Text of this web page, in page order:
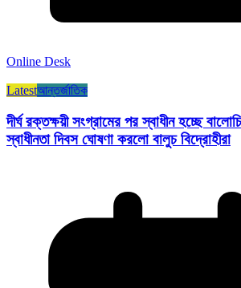
Online Desk
Latestআন্তর্জাতিক
দীর্ঘ রক্তক্ষয়ী সংগ্রামের পর স্বাধীন হচ্ছে
স্বাধীনতা দিবস ঘোষণা করলো বালুচ বিদ্রোহীরা